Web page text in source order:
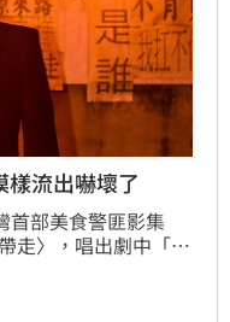
流出嚇壞了
首部美食警匪影集
走〉，唱出劇中「殺
岳隆執導，睽違五